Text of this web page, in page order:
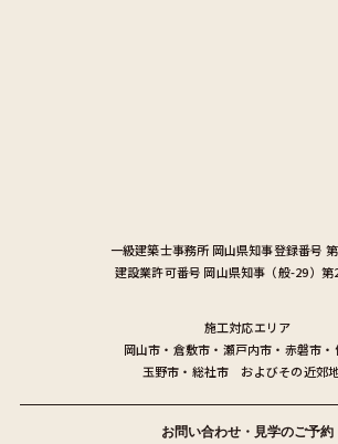
一級建築士事務所 岡山県知事登録番号
建設業許可番号 岡山県知事（般-29）第
施工対応エリア
岡山市 ・ 倉敷市 ・ 瀬戸内市 ・ 赤磐市 ・
玉野市 ・ 総社市 およびその近郊
お問い合わせ・見学のご予約